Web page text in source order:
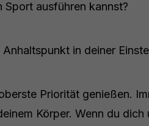
ausführen kannst?
in deiner
Priorität genießen.
Körper. Wenn du